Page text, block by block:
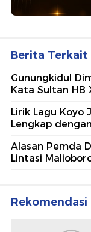
Berita Terkait
Gunungkidul
Kata Sultan HB
Lirik Lagu Koyo
Lengkap
Alasan Pemda
Lintasi
Rekomendasi